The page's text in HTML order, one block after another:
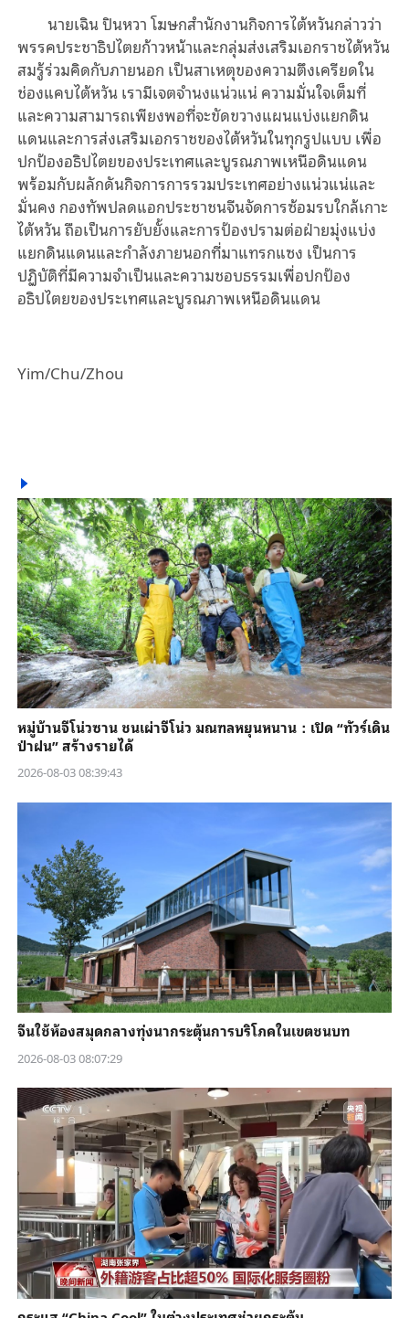
นายเฉิน ปินหวา โฆษกสำนักงานกิจการไต้หวันกล่าวว่า
พรรคประชาธิปไตยก้าวหน้าและกลุ่มส่งเสริมเอกราชไต้หวัน
สมรู้ร่วมคิดกับภายนอก เป็นสาเหตุของความตึงเครียดใน
ช่องแคบไต้หวัน เรามีเจตจำนงแน่วแน่ ความมั่นใจเต็มที่
และความสามารถเพียงพอที่จะขัดขวางแผนแบ่งแยกดิน
แดนและการส่งเสริมเอกราชของไต้หวันในทุกรูปแบบ เพื่อ
ปกป้องอธิปไตยของประเทศและบูรณภาพเหนือดินแดน
พร้อมกับผลักดันกิจการการรวมประเทศอย่างแน่วแน่และ
มั่นคง กองทัพปลดแอกประชาชนจีนจัดการซ้อมรบใกล้เกาะ
ไต้หวัน ถือเป็นการยับยั้งและการป้องปรามต่อฝ่ายมุ่งแบ่ง
แยกดินแดนและกำลังภายนอกที่มาแทรกแซง เป็นการ
ปฏิบัติที่มีความจำเป็นและความชอบธรรมเพื่อปกป้อง
อธิปไตยของประเทศและบูรณภาพเหนือดินแดน
Yim/Chu/Zhou
หมู่บ้านจีโน่วซาน ชนเผ่าจีโน่ว มณฑลหยุนหนาน：เปิด “ทัวร์เดิน
ป่าฝน” สร้างรายได้
2026-08-03 08:39:43
จีนใช้ห้องสมุดกลางทุ่งนากระตุ้นการบริโภคในเขตชนบท
2026-08-03 08:07:29